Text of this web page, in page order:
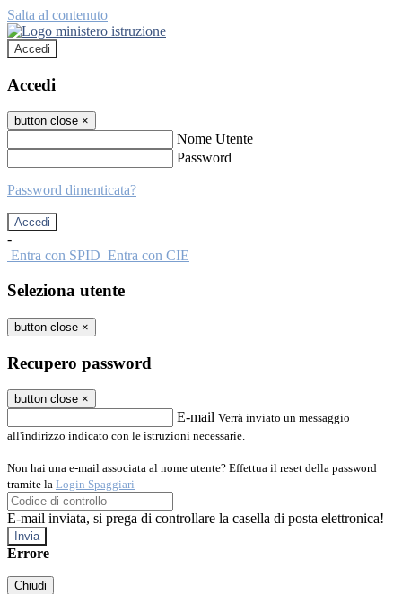
Salta al contenuto
Accedi
Accedi
button close ×
Nome Utente
Password
Password dimenticata?
-
Entra con SPID Entra con CIE
Seleziona utente
button close ×
Recupero password
button close ×
E-mail Verrà inviato un messaggio
all'indirizzo indicato con le istruzioni necessarie.
Non hai una e-mail associata al nome utente? Effettua il reset della password
tramite la Login Spaggiari
E-mail inviata, si prega di controllare la casella di posta elettronica!
Errore
Chiudi